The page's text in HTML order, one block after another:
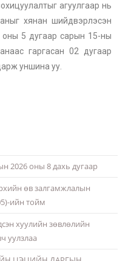
агуулгаар нь
хянан шийдвэрлэсэн
5 дугаар сарын 15-ны
гаргасан 02 дугаар
уншина уу.
2026 оны 8 дахь дугаар
өв залгамжлалын
ийн тойм
хуулийн зөвлөлийн
уулзлаа